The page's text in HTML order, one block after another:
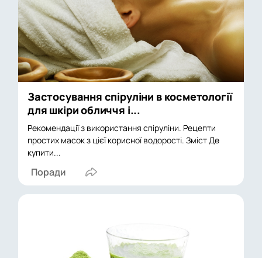
Застосування спіруліни в косметології
для шкіри обличчя і...
Рекомендації з використання спіруліни. Рецепти
простих масок з цієї корисної водорості. Зміст Де
купити...
Поради